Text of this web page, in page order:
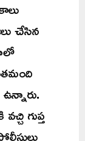
చేసిన
గుప్త